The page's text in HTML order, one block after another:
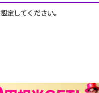
してください。